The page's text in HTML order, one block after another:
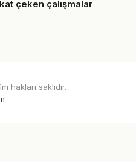
çeken çalışmalar
hakları saklıdır.